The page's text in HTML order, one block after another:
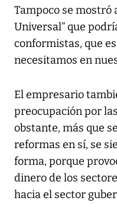
Tampoco se mostró
Universal” que
conformistas, que
necesitamos en
El empresario
preocupación por
obstante, más que
reformas en sí, se
forma, porque
dinero de los
hacia el sector